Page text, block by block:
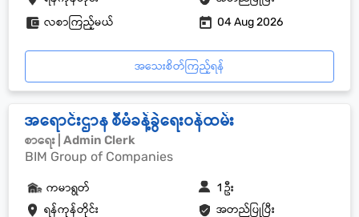
လစာကြည့်မယ်
04 Aug 2026
အသေးစိတ်ကြည့်ရန်
အရောင်းဌာန စီမံခန့်ခွဲရေးဝန်ထမ်း
စာရေး | Admin Clerk
BIM Group of Companies
ရန်ကုန်တိုင်း အတည်ပြုပြီး
ကမာရွတ် 1 ဦး